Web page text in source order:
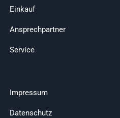
Einkauf
Ansprechpartner
Service
Impressum
Datenschutz